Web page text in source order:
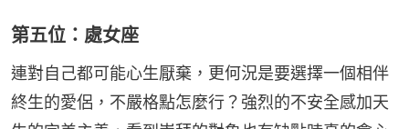
第五位：處女座
連對自己都可能心生厭棄，更何況是要選擇一個相伴
終生的愛侶，不嚴格點怎麼行？強烈的不安全感加天